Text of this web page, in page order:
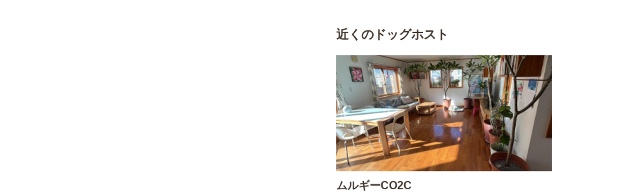
近くのドッグホスト
ムルギーCO2C